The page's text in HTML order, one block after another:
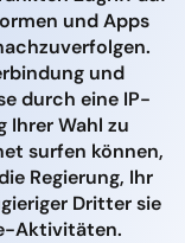
und Apps
und
durch eine IP-
Ihrer Wahl zu
surfen können,
Regierung, Ihr
Dritter sie
Aktivitäten.